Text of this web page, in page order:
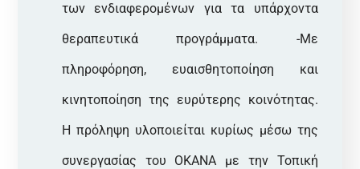
των ενδιαφερομένων για τα υπάρχοντα
θεραπευτικά προγράμματα. -Με
πληροφόρηση, ευαισθητοποίηση και
κινητοποίηση της ευρύτερης κοινότητας.
Η πρόληψη υλοποιείται κυρίως μέσω της
συνεργασίας του ΟΚΑΝΑ με την Τοπική